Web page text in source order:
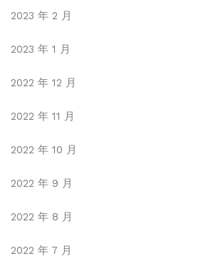
2023 年 2 月
2023 年 1 月
2022 年 12 月
2022 年 11 月
2022 年 10 月
2022 年 9 月
2022 年 8 月
2022 年 7 月